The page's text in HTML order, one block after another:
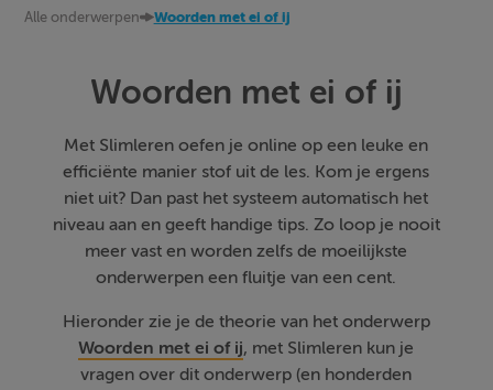
Alle onderwerpen Woorden met ei of ij
Woorden met ei of ij
Met Slimleren oefen je online op een leuke en
efficiënte manier stof uit de les. Kom je ergens
niet uit? Dan past het systeem automatisch het
niveau aan en geeft handige tips. Zo loop je nooit
meer vast en worden zelfs de moeilijkste
onderwerpen een fluitje van een cent.
Hieronder zie je de theorie van het onderwerp
Woorden met ei of ij, met Slimleren kun je
vragen over dit onderwerp (en honderden